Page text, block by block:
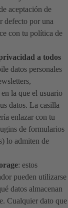
aceptación de
defecto por una
con tu política de
a todos
datos personales
la que el usuario
datos. La casilla
enlazar con tu
de formularios
lo admiten de
: estos
pueden utilizarse
datos almacenan
Cualquier dato que